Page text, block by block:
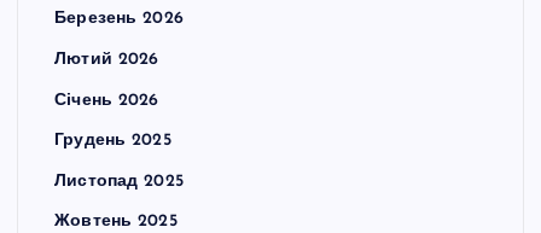
Березень 2026
Лютий 2026
Січень 2026
Грудень 2025
Листопад 2025
Жовтень 2025